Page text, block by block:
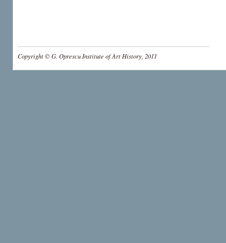
Copyright © G. Oprescu Institute of Art History, 2011